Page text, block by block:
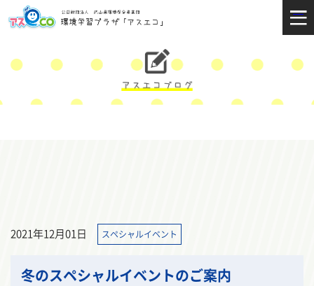
2021年12月01日 スペシャルイベント
冬のスペシャルイベントのご案内